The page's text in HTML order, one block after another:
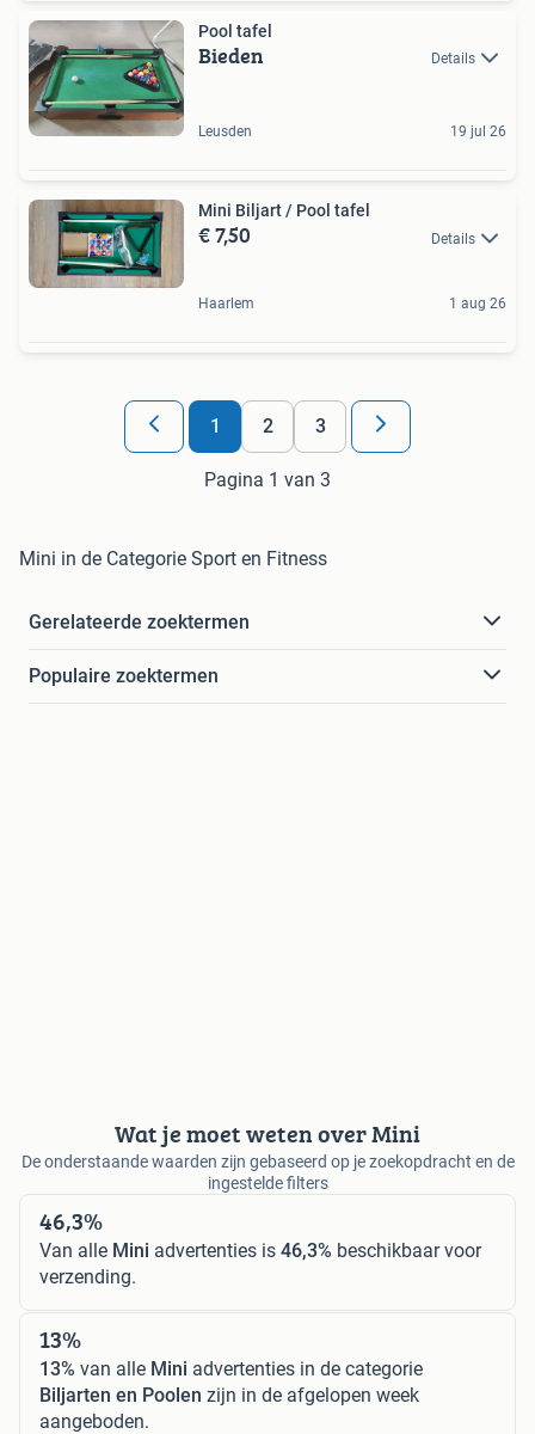
Pool tafel
Bieden Details
Leusden 19 jul 26
Mini Biljart / Pool tafel
€ 7,50 Details
Haarlem 1 aug 26
1 2 3
Pagina 1 van 3
Mini in de Categorie Sport en Fitness
Gerelateerde zoektermen
Populaire zoektermen
Wat je moet weten over Mini
De onderstaande waarden zijn gebaseerd op je zoekopdracht en de
ingestelde filters
46,3%
Van alle Mini advertenties is 46,3% beschikbaar voor
verzending.
13%
13% van alle Mini advertenties in de categorie
Biljarten en Poolen zijn in de afgelopen week
aangeboden.